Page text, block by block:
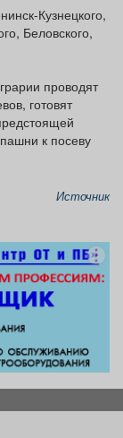
Кузнецкого,
Беловского,
проводят
готовят
к посеву
Источник